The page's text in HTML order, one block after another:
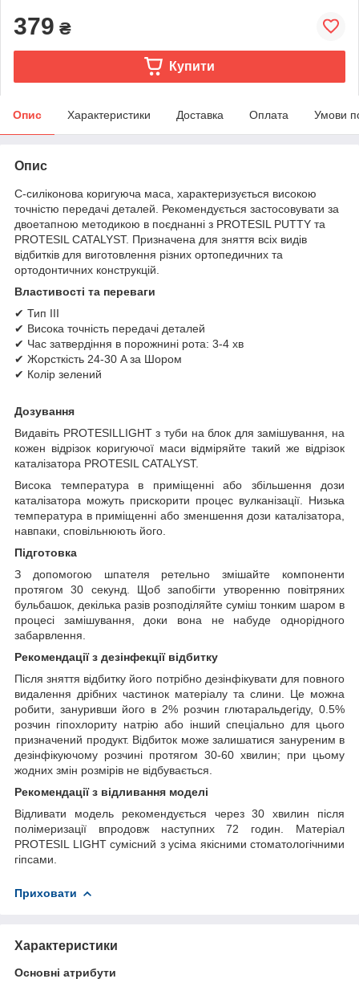
379 ₴
Купити
Опис Характеристики Доставка Оплата Умови
Опис
C-силіконова коригуюча маса, характеризується високою
точністю передачі деталей. Рекомендується застосовувати за
двоетапною методикою в поєднанні з PROTESIL PUTTY та
PROTESIL CATALYST. Призначена для зняття всіх видів
відбитків для виготовлення різних ортопедичних та
ортодонтичних конструкцій.
Властивості та переваги
✔ Тип III
✔ Висока точність передачі деталей
✔ Час затвердіння в порожнині рота: 3-4 хв
✔ Жорсткість 24-30 A за Шором
✔ Колір зелений
Дозування
Видавіть PROTESILLIGHT з туби на блок для замішування, на
кожен відрізок коригуючої маси відміряйте такий же відрізок
каталізатора PROTESIL CATALYST.
Висока температура в приміщенні або збільшення дози
каталізатора можуть прискорити процес вулканізації. Низька
температура в приміщенні або зменшення дози каталізатора,
навпаки, сповільнюють його.
Підготовка
З допомогою шпателя ретельно змішайте компоненти
протягом 30 секунд. Щоб запобігти утворенню повітряних
бульбашок, декілька разів розподіляйте суміш тонким шаром в
процесі замішування, доки вона не набуде однорідного
забарвлення.
Рекомендації з дезінфекції відбитку
Після зняття відбитку його потрібно дезінфікувати для повного
видалення дрібних частинок матеріалу та слини. Це можна
робити, зануривши його в 2% розчин глютаральдегіду, 0.5%
розчин гіпохлориту натрію або інший спеціально для цього
призначений продукт. Відбиток може залишатися зануреним в
дезінфікуючому розчині протягом 30-60 хвилин; при цьому
жодних змін розмірів не відбувається.
Рекомендації з відливання моделі
Відливати модель рекомендується через 30 хвилин після
полімеризації впродовж наступних 72 годин. Матеріал
PROTESIL LIGHT сумісний з усіма якісними стоматологічними
гіпсами.
Приховати
Характеристики
Основні атрибути